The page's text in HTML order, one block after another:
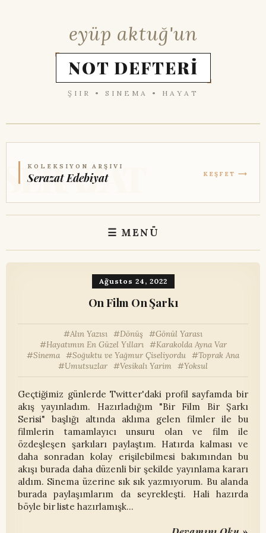
eyüp aktuğ'un
NOT DEFTERİ
ŞIIR • SINEMA • HAYAT
KOLEKSIYON ARŞIVI
Serazat Edebiyat KEŞFET ⟶
☰ MENÜ
Ağustos 24, 2022
On Film On Şarkı
Alın Yazısı Dönüş
Gönül Yarası
Hayatımın En Güzel Yılları
Karakolda Ayna Var
Sinema
Soğuktu ve Yağmur Çiseliyordu
Toprak Ana
Umutsuzlar
Vesikalı Yarim Yoksul
Geçtiğimiz günlerde Twitter'daki profil sayfamda bir
akış yayınladım. Hazırladığım "Bir Film Bir Şarkı
Serisi" başlığı altında aklıma gelen filmler ile bu
filmlerin tamamlayıcı unsuru olan ve film ile
özdeşleşen şarkıları paylaştım. Hatırda kalması ve
daha sonradan kolay erişilebilmesi bakımından bu
akışı burada daha düzenli bir şekilde yayınlama kararı
aldım. Sinema üzerine sık sık yazmıyorum. Bu alanda
burada paylaşımlarım da seyrekleşti. Hali hazırda
böyle bir liste hazırlamışk…